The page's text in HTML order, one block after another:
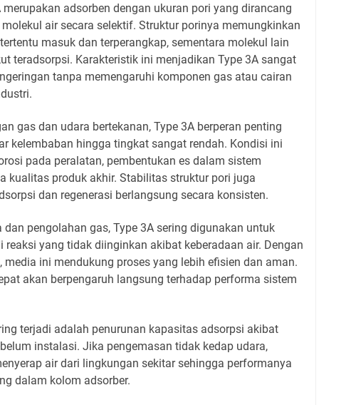
merupakan adsorben dengan ukuran pori yang dirancang
air secara selektif. Struktur porinya memungkinkan
masuk dan terperangkap, sementara molekul lain
teradsorpsi. Karakteristik ini menjadikan Type 3A sangat
tanpa memengaruhi komponen gas atau cairan
gas dan udara bertekanan, Type 3A berperan penting
kelembaban hingga tingkat sangat rendah. Kondisi ini
pada peralatan, pembentukan es dalam sistem
kualitas produk akhir. Stabilitas struktur pori juga
dan regenerasi berlangsung secara konsisten.
pengolahan gas, Type 3A sering digunakan untuk
yang tidak diinginkan akibat keberadaan air. Dengan
ini mendukung proses yang lebih efisien dan aman.
akan berpengaruh langsung terhadap performa sistem
terjadi adalah penurunan kapasitas adsorpsi akibat
instalasi. Jika pengemasan tidak kedap udara,
air dari lingkungan sekitar sehingga performanya
dalam kolom adsorber.